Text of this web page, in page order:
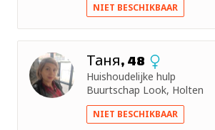
+ 10km
+ 15km
+ 50km
NIET BESCHIKBAAR
Таня, 48
Huishoudelijke hulp
Buurtschap Look, Holten
NIET BESCHIKBAAR